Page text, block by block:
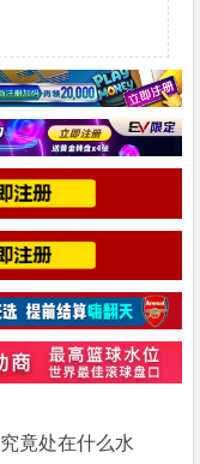
竟处在什么水